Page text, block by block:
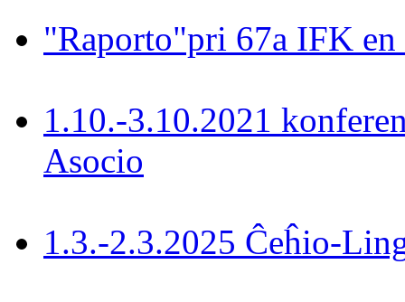
"Raporto"pri 67a IFK
1.10.-3.10.2021
Asocio
1.3.-2.3.2025 Ĉeĥio-